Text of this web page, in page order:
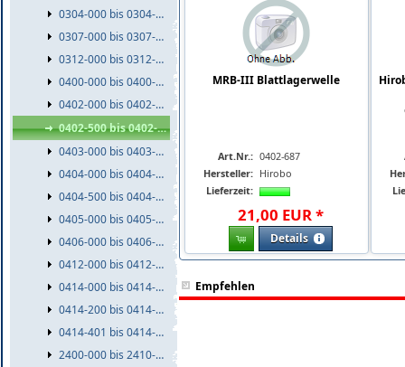
0304-000 bis 0304-999
0307-000 bis 0307-999
0312-000 bis 0312-999
0400-000 bis 0400-999
0402-000 bis 0402-499
0402-500 bis 0402-999
0403-000 bis 0403-999
0404-000 bis 0404-499
0404-500 bis 0404-999
0405-000 bis 0405-999
0406-000 bis 0406-999
0412-000 bis 0412-999
0414-000 bis 0414-199
0414-200 bis 0414-400
0414-401 bis 0414-999
2400-000 bis 2410-999
MRB-III Blattlagerwelle
Art.Nr.: 0402-687
Hersteller: Hirobo
Lieferzeit:
21,00 EUR*
Details
Empfehlen